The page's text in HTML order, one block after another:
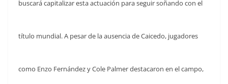
buscará capitalizar esta actuación para seguir soñando con el
título mundial. A pesar de la ausencia de Caicedo, jugadores
como Enzo Fernández y Cole Palmer destacaron en el campo,